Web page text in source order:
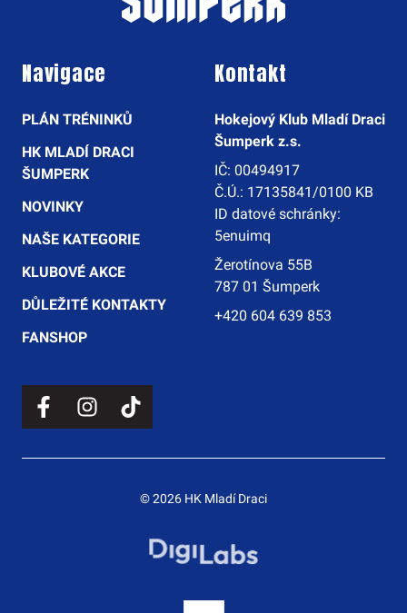
Navigace
PLÁN TRÉNINKŮ
HK MLADÍ DRACI
ŠUMPERK
NOVINKY
NAŠE KATEGORIE
KLUBOVÉ AKCE
DŮLEŽITÉ KONTAKTY
FANSHOP
Kontakt
Hokejový Klub Mladí Draci
Šumperk z.s.
IČ: 00494917
Č.Ú.: 17135841/0100 KB
ID datové schránky:
5enuimq
Žerotínova 55B
787 01 Šumperk
+420 604 639 853
© 2026 HK Mladí Draci